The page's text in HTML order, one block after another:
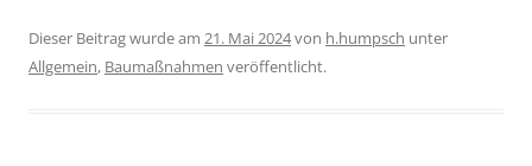
Dieser Beitrag wurde am 21. Mai 2024von h.humpsch unter
Allgemein, Baumaßnahmen veröffentlicht.